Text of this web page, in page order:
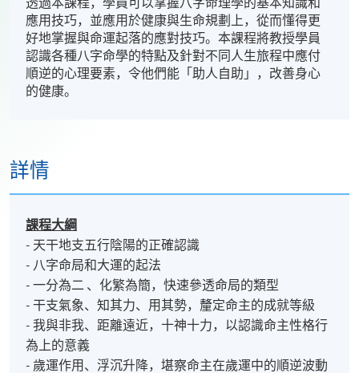
應用技巧，並應用於健康與生命規劃上，從而懂得更
好地掌握與命運起落的應對技巧。本課程將教授學員
認識各種八字命學的特點及針對不同人生旅程中應付
順逆的心理要素，令他們能「助人自助」，改善身心
的健康。
詳情
課程大綱
- 天干地支五行陰陽的正確認識
- 八字命局和大運的起法
- 一分為二 、化繁為簡，快速參透命局的類型
- 干支氣象、知其力、用其勢，釐定命主的成就等級
- 我與非我、距離遠近，十神十力，以認識命主性格行
為上的意義
- 歲運作用、浮沉升降，堪察命主在歲運中的順逆波動